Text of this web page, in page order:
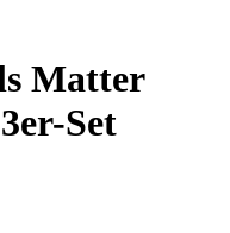
Matter
Set